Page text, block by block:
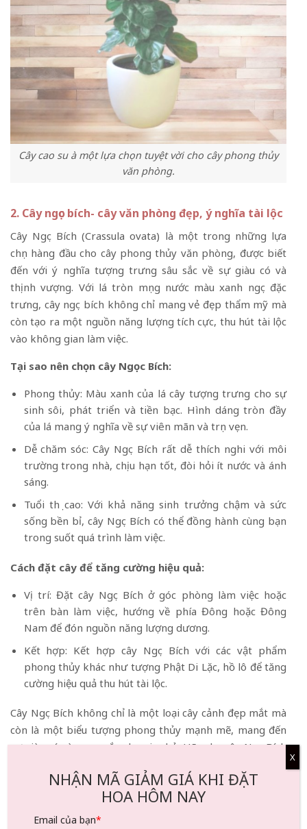
Cây cao su à một lựa chọn tuyệt vời cho cây phong thủy
văn phòng.
2. Cây ngọc bích- cây văn phòng đẹp, ý nghĩa tài lộc
Cây Ngọc Bích (Crassula ovata) là một trong những lựa
chọn hàng đầu cho cây phong thủy văn phòng, được biết
đến với ý nghĩa tượng trưng sâu sắc về sự giàu có và
thịnh vượng. Với lá tròn mọng nước màu xanh ngọc đặc
trưng, cây ngọc bích không chỉ mang vẻ đẹp thẩm mỹ mà
còn tạo ra một nguồn năng lượng tích cực, thu hút tài lộc
vào không gian làm việc.
Tại sao nên chọn cây Ngọc Bích:
Phong thủy: Màu xanh của lá cây tượng trưng cho sự
sinh sôi, phát triển và tiền bạc. Hình dáng tròn đầy
của lá mang ý nghĩa về sự viên mãn và trọn vẹn.
Dễ chăm sóc: Cây Ngọc Bích rất dễ thích nghi với môi
trường trong nhà, chịu hạn tốt, đòi hỏi ít nước và ánh
sáng.
Tuổi thọ cao: Với khả năng sinh trưởng chậm và sức
sống bền bỉ, cây Ngọc Bích có thể đồng hành cùng bạn
trong suốt quá trình làm việc.
Cách đặt cây để tăng cường hiệu quả:
Vị trí: Đặt cây Ngọc Bích ở góc phòng làm việc hoặc
trên bàn làm việc, hướng về phía Đông hoặc Đông
Nam để đón nguồn năng lượng dương.
Kết hợp: Kết hợp cây Ngọc Bích với các vật phẩm
phong thủy khác như tượng Phật Di Lặc, hồ lô để tăng
cường hiệu quả thu hút tài lộc.
Cây Ngọc Bích không chỉ là một loại cây cảnh đẹp mắt mà
còn là một biểu tượng phong thủy mạnh mẽ, mang đến
sự giàu có và may mắn cho gia chủ. Hãy chọn cây Ngọc Bích
tích cực và thu hút những cơ hội mới.
NHẬN MÃ GIẢM GIÁ KHI ĐẶT
HOA HÔM NAY
Email của bạn*
X